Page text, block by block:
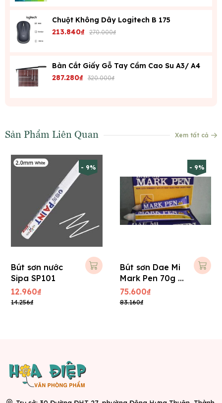
Chuột Không Dây Logitech B 175
213.840₫ 270.000₫
Bàn Cắt Giấy Gỗ Tay Cầm Cao Su A3/ A4
287.280₫ 320.000₫
Sản Phẩm Liên Quan Xem tất cả
- 9%
Bút sơn nước
Sipa SP101
12.960₫
14.256₫
- 9%
Bút sơn Dae Mi
Mark Pen 70g -
Vàng
75.600₫
83.160₫